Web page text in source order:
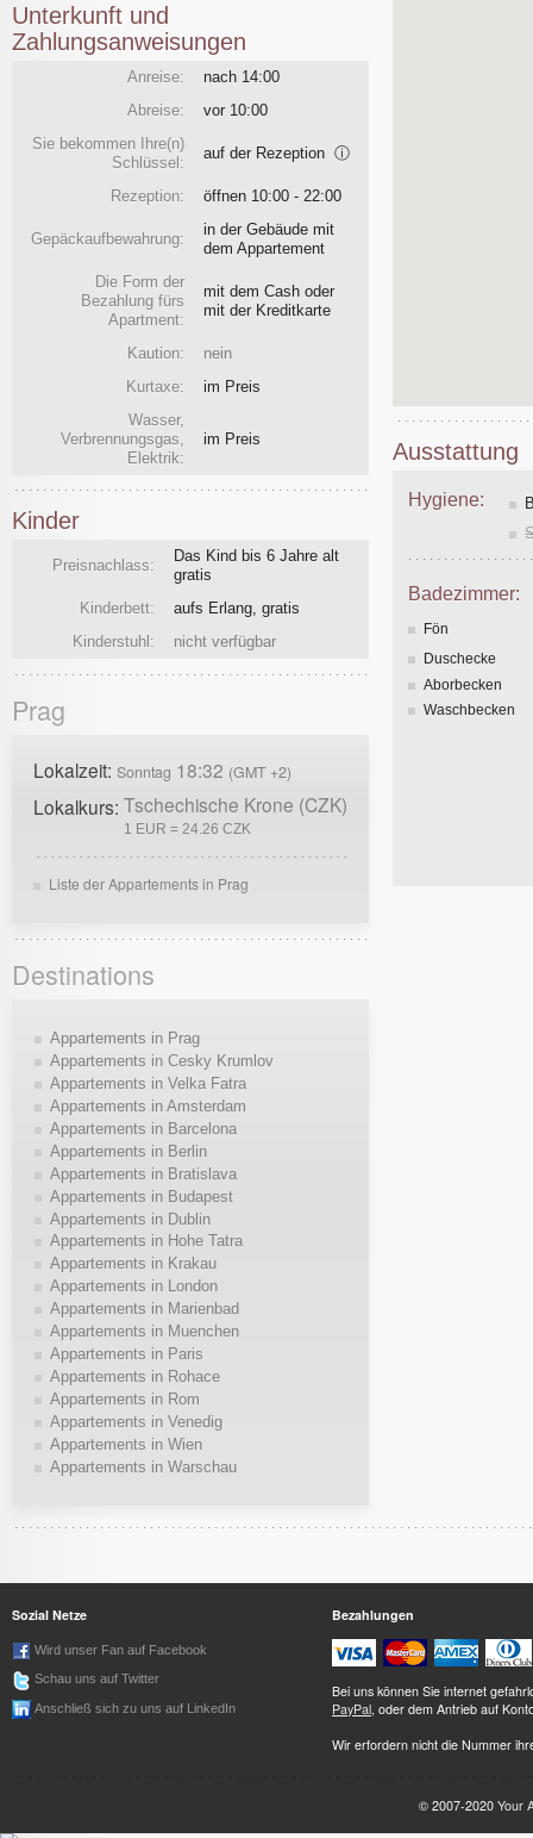
Ausstattung
Hygiene:
Badezimmer:
Fön
Duschecke
Aborbecken
Waschbecken
Unterkunft und
Zahlungsanweisungen
Anreise:
nach 14:00
Abreise:
vor 10:00
Sie bekommen Ihre(n)
Schlüssel:
auf der Rezeption ⓘ
Rezeption: öffnen 10:00 - 22:00
Gepäckaufbewahrung:
in der Gebäude mit
dem Appartement
Die Form der
Bezahlung fürs
Apartment:
mit dem Cash oder
mit der Kreditkarte
Kaution:
nein
Kurtaxe:
im Preis
Wasser,
Verbrennungsgas,
Elektrik:
im Preis
Kinder
Preisnachlass:
Das Kind bis 6 Jahre alt
gratis
Kinderbett:
aufs Erlang, gratis
Kinderstuhl:
nicht verfügbar
Prag
Lokalzeit: Sonntag 18:32 (GMT +2)
Lokalkurs: Tschechische Krone (CZK)
1 EUR = 24.26 CZK
Liste der Appartements in Prag
Destinations
Appartements in Prag
Appartements in Cesky Krumlov
Appartements in Velka Fatra
Appartements in Amsterdam
Appartements in Barcelona
Appartements in Berlin
Appartements in Bratislava
Appartements in Budapest
Appartements in Dublin
Appartements in Hohe Tatra
Appartements in Krakau
Appartements in London
Appartements in Marienbad
Appartements in Muenchen
Appartements in Paris
Appartements in Rohace
Appartements in Rom
Appartements in Venedig
Appartements in Wien
Appartements in Warschau
Sozial Netze
Wird unser Fan auf Facebook
Schau uns auf Twitter
Anschließ sich zu uns auf LinkedIn
Bezahlungen
Bei uns können Sie internet
PayPal, oder dem Antrieb auf
Wir erfordern nicht die Nummer
© 2007-2020 Your